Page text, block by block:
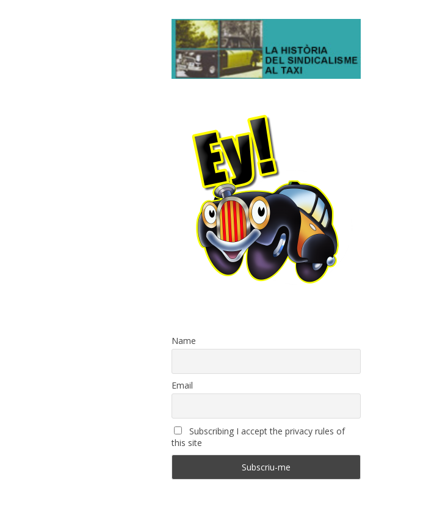
Name
Email
Subscribing I accept the privacy rules of
this site